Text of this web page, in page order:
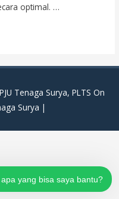
optimal. …
Tenaga Surya, PLTS On
Surya |
apa yang bisa saya bantu?